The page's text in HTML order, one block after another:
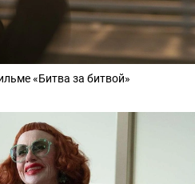
«Битва за битвой»